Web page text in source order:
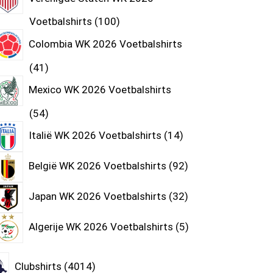
Voetbalshirts 100
Colombia WK 2026 Voetbalshirts
41
Mexico WK 2026 Voetbalshirts
54
Italië WK 2026 Voetbalshirts 14
België WK 2026 Voetbalshirts 92
Japan WK 2026 Voetbalshirts 32
Algerije WK 2026 Voetbalshirts 5
Clubshirts 4014